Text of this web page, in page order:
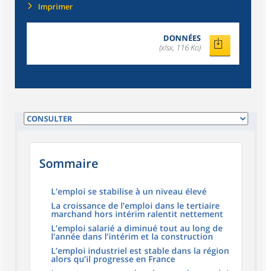
Imprimer
DONNÉES
(xlsx, 116 Ko)
Sommaire
L’emploi se stabilise à un niveau élevé
La croissance de l’emploi dans le tertiaire
marchand hors intérim ralentit nettement
L’emploi salarié a diminué tout au long de
l’année dans l’intérim et la construction
L’emploi industriel est stable dans la région
alors qu’il progresse en France